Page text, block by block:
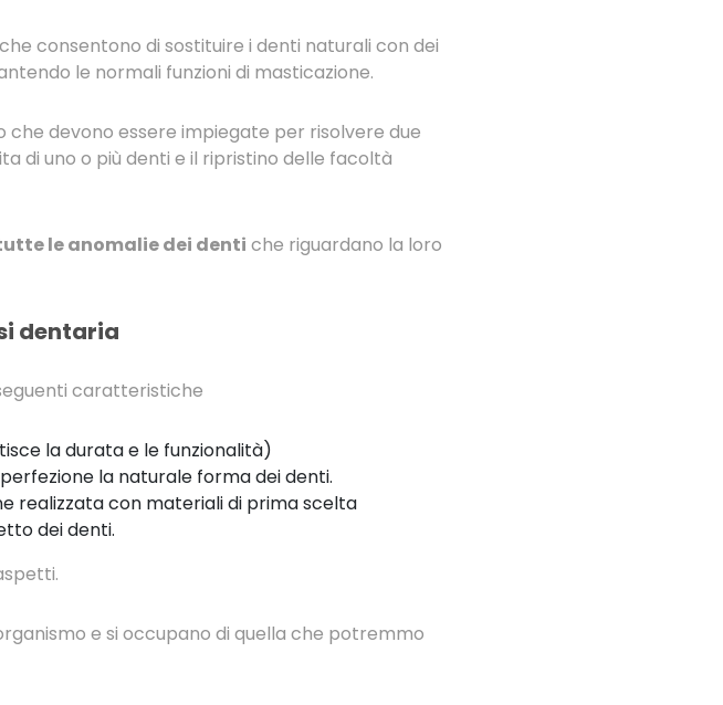
consentono di sostituire i denti naturali con dei
le normali funzioni di masticazione.
devono essere impiegate per risolvere due
di uno o più denti e il ripristino delle facoltà
le anomalie dei denti che riguardano la loro
dentaria
caratteristiche
la durata e le funzionalità)
la naturale forma dei denti.
realizzata con materiali di prima scelta
dei denti.
e si occupano di quella che potremmo